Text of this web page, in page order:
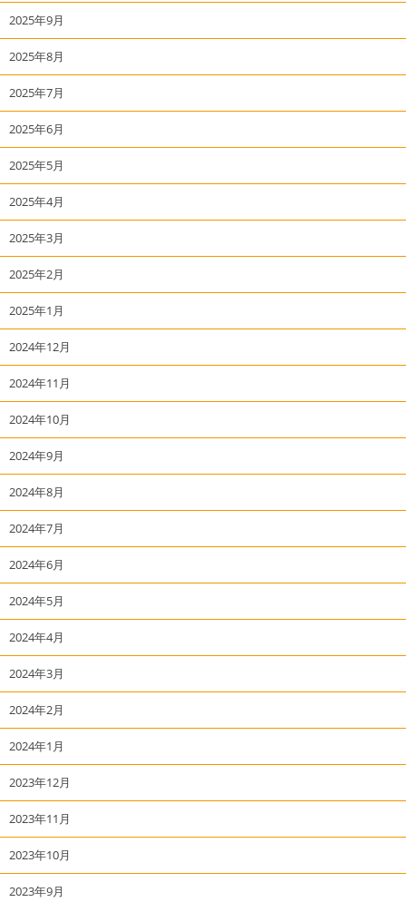
2025年9月
2025年8月
2025年7月
2025年6月
2025年5月
2025年4月
2025年3月
2025年2月
2025年1月
2024年12月
2024年11月
2024年10月
2024年9月
2024年8月
2024年7月
2024年6月
2024年5月
2024年4月
2024年3月
2024年2月
2024年1月
2023年12月
2023年11月
2023年10月
2023年9月